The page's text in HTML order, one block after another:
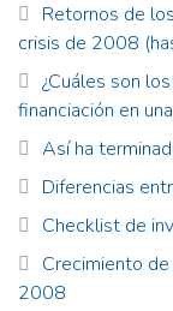
Retornos de
crisis de 2008
¿Cuáles son
financiación en
Así ha
Diferencias
Checklist de
Crecimiento
2008